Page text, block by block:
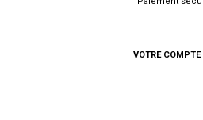
VOTRE COMPTE